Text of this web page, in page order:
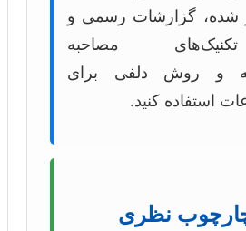
شده، گزارشات رسمی و
مصاحبه
و روش دلفی برای
استفاده کنید.
چارچوب نظری